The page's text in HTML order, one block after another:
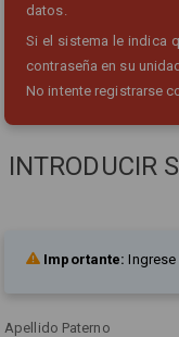
datos.
Si el sistema le indica
contraseña en su
No intente registrarse
INTRODUCIR
Importante:
Apellido Paterno